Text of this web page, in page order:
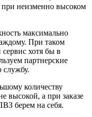
неизменно высоком
максимально
При таком
хотя бы в
партнерские
службу.
количеству
высокой, а при заказе
берем на себя.